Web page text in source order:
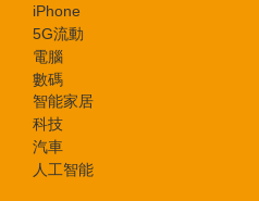
iPhone
5G流動
電腦
數碼
智能家居
科技
汽車
人工智能